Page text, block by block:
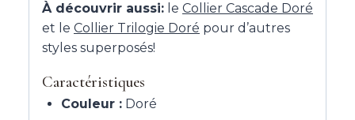
À découvrir aussi: le Collier Cascade Doré
et le Collier Trilogie Doré pour d’autres
styles superposés!
Caractéristiques
Couleur : Doré